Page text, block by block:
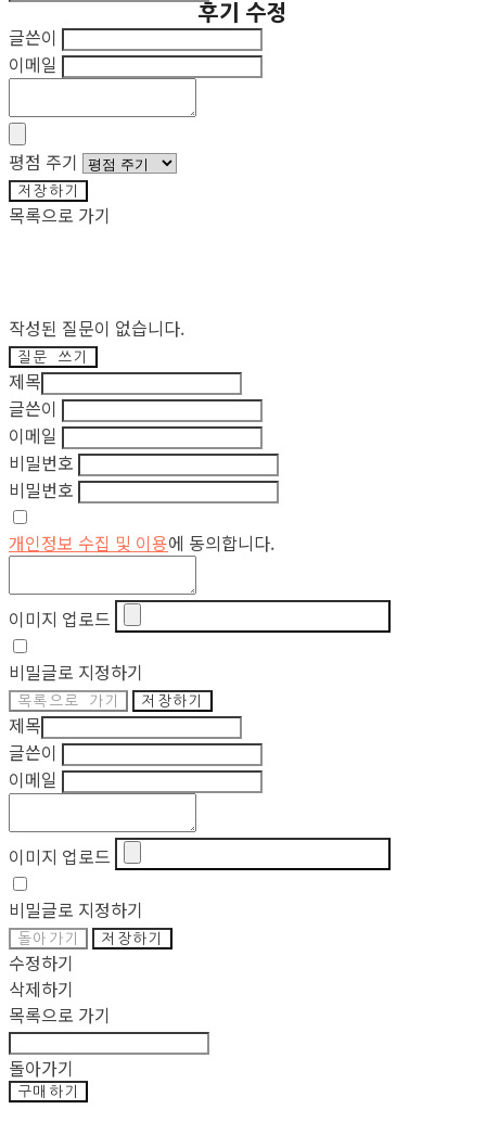
후기 수정
글쓴이
이메일
평점 주기
저장하기
목록으로 가기
작성된 질문이 없습니다.
질문 쓰기
제목
글쓴이
이메일
비밀번호
비밀번호
개인정보 수집 및 이용에 동의합니다.
이미지 업로드
비밀글로 지정하기
목록으로 가기 저장하기
제목
글쓴이
이메일
이미지 업로드
비밀글로 지정하기
돌아가기 저장하기
수정하기
삭제하기
목록으로 가기
돌아가기
구매하기